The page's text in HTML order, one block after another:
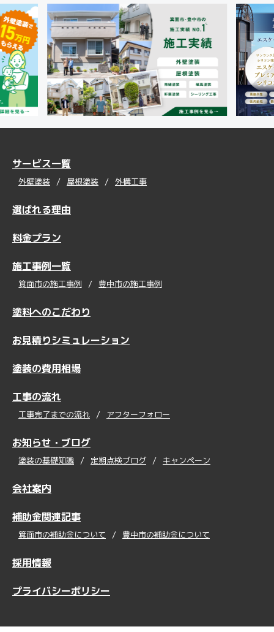
サービス一覧
外壁塗装 屋根塗装 外構工事
選ばれる理由
料金プラン
施工事例一覧
箕面市の施工事例 豊中市の施工事例
塗料へのこだわり
お見積りシミュレーション
塗装の費用相場
工事の流れ
工事完了までの流れ アフターフォロー
お知らせ・ブログ
塗装の基礎知識 定期点検ブログ キャンペーン
会社案内
補助金関連記事
箕面市の補助金について 豊中市の補助金について
採用情報
プライバシーポリシー